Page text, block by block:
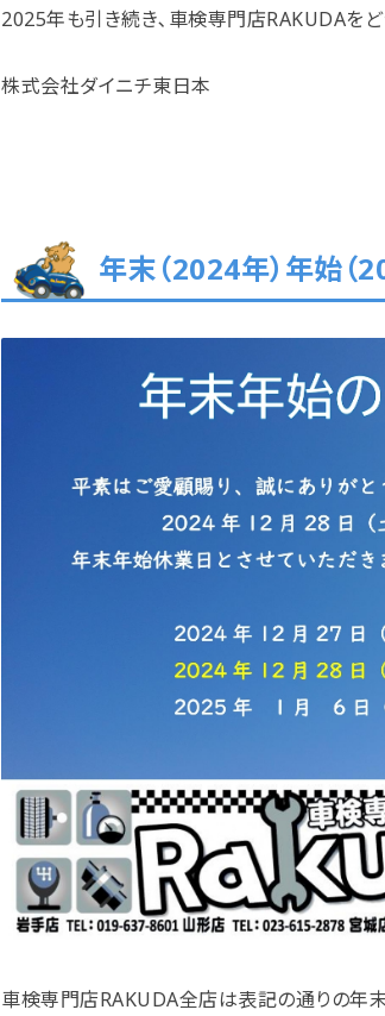
2025年も引き続き､車検専門店RAKUDAをど
株式会社ダイニチ東日本
年末（2024年）年始（
車検専門店RAKUDA全店は表記の通りの年